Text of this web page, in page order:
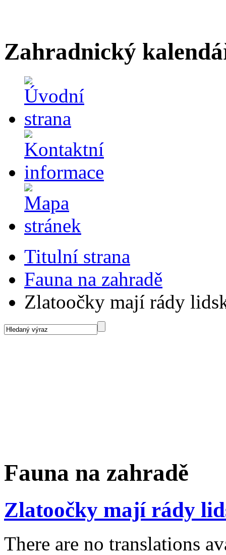
Zahradnický
Titulní strana
Fauna na zahradě
Zlatoočky mají rády
Fauna na zahradě
Zlatoočky mají rády
There are no translations